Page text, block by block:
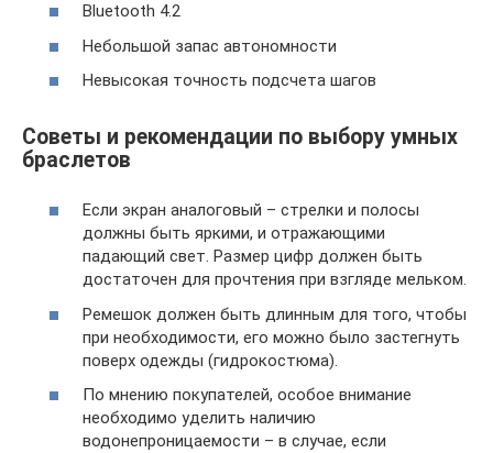
Bluetooth 4.2
Небольшой запас автономности
Невысокая точность подсчета шагов
Советы и рекомендации по выбору умных
браслетов
Если экран аналоговый – стрелки и полосы
должны быть яркими, и отражающими
падающий свет. Размер цифр должен быть
достаточен для прочтения при взгляде мельком.
Ремешок должен быть длинным для того, чтобы
при необходимости, его можно было застегнуть
поверх одежды (гидрокостюма).
По мнению покупателей, особое внимание
необходимо уделить наличию
водонепроницаемости – в случае, если